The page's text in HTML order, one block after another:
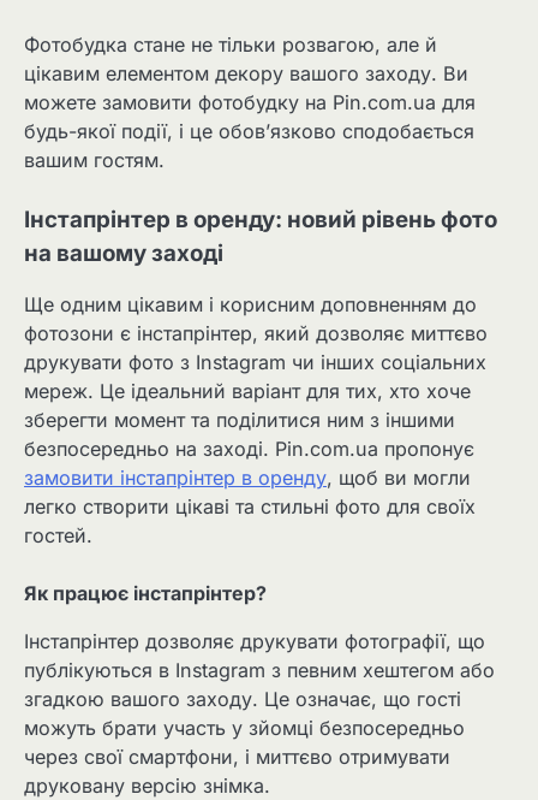
Фотобудка стане не тільки розвагою, але й
цікавим елементом декору вашого заходу. Ви
можете замовити фотобудку на Pin.com.ua для
будь-якої події, і це обов’язково сподобається
вашим гостям.
Інстапрінтер в оренду: новий рівень фото
на вашому заході
Ще одним цікавим і корисним доповненням до
фотозони є інстапрінтер, який дозволяє миттєво
друкувати фото з Instagram чи інших соціальних
мереж. Це ідеальний варіант для тих, хто хоче
зберегти момент та поділитися ним з іншими
безпосередньо на заході. Pin.com.ua пропонує
замовити інстапрінтер в оренду, щоб ви могли
легко створити цікаві та стильні фото для своїх
гостей.
Як працює інстапрінтер?
Інстапрінтер дозволяє друкувати фотографії, що
публікуються в Instagram з певним хештегом або
згадкою вашого заходу. Це означає, що гості
можуть брати участь у зйомці безпосередньо
через свої смартфони, і миттєво отримувати
друковану версію знімка.